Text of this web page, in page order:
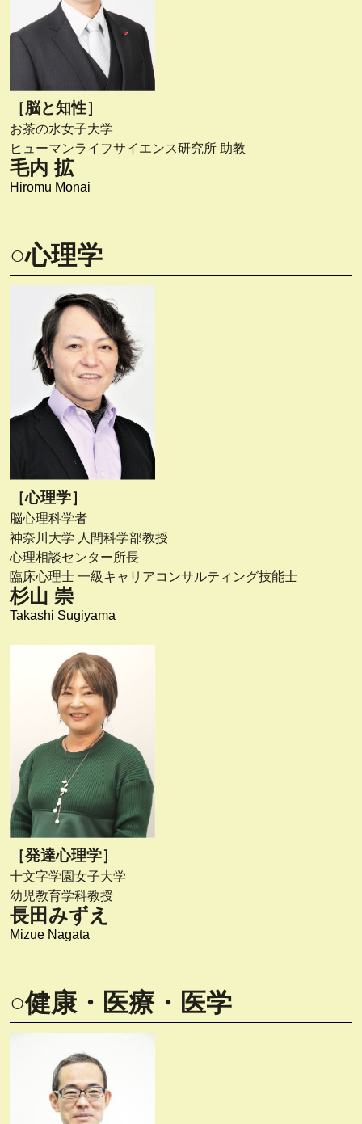
［脳と知性］
お茶の水女子大学
ヒューマンライフサイエンス研究所 助教
毛内 拡
Hiromu Monai
○心理学
［心理学］
脳心理科学者
神奈川大学 人間科学部教授
心理相談センター所長
臨床心理士 一級キャリアコンサルティング技能士
杉山 崇
Takashi Sugiyama
［発達心理学］
十文字学園女子大学
幼児教育学科教授
長田みずえ
Mizue Nagata
○健康・医療・医学